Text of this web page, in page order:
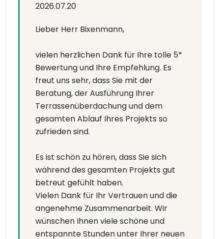
2026.07.20
Lieber Herr Bixenmann,
vielen herzlichen Dank für Ihre tolle 5*
Bewertung und Ihre Empfehlung. Es
freut uns sehr, dass Sie mit der
Beratung, der Ausführung Ihrer
Terrassenüberdachung und dem
gesamten Ablauf Ihres Projekts so
zufrieden sind.
Es ist schön zu hören, dass Sie sich
während des gesamten Projekts gut
betreut gefühlt haben.
Vielen Dank für Ihr Vertrauen und die
angenehme Zusammenarbeit. Wir
wünschen Ihnen viele schöne und
entspannte Stunden unter Ihrer neuen